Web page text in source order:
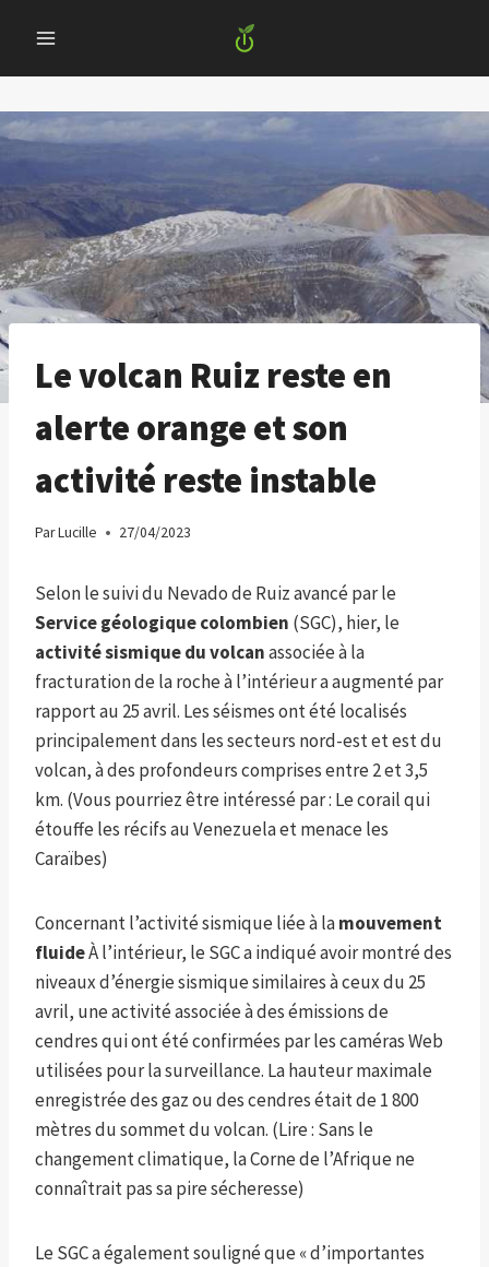
content
Le volcan Ruiz reste en
alerte orange et son
activité reste instable
ParLucille 27/04/2023
Selon le suivi du Nevado de Ruiz avancé par le
Service géologique colombien (SGC), hier, le
activité sismique du volcanassociée à la
fracturation de la roche à l’intérieur a augmenté par
rapport au 25 avril. Les séismes ont été localisés
principalement dans les secteurs nord-est et est du
volcan, à des profondeurs comprises entre 2 et 3,5
km. (Vous pourriez être intéressé par : Le corail qui
étouffe les récifs au Venezuela et menace les
Caraïbes)
Concernant l’activité sismique liée à lamouvement
fluideÀ l’intérieur, le SGC a indiqué avoir montré des
niveaux d’énergie sismique similaires à ceux du 25
avril, une activité associée à des émissions de
cendres qui ont été confirmées par les caméras Web
utilisées pour la surveillance. La hauteur maximale
enregistrée des gaz ou des cendres était de 1 800
mètres du sommet du volcan. (Lire : Sans le
changement climatique, la Corne de l’Afrique ne
connaîtrait pas sa pire sécheresse)
Le SGC a également souligné que « d’importantes